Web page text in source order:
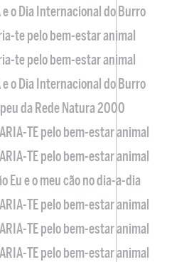
e o Dia Internacional do Burro
te pelo bem-estar animal
te pelo bem-estar animal
e o Dia Internacional do Burro
da Rede Natura 2000
TE pelo bem-estar animal
TE pelo bem-estar animal
Eu e o meu cão no dia-a-dia
TE pelo bem-estar animal
TE pelo bem-estar animal
TE pelo bem-estar animal